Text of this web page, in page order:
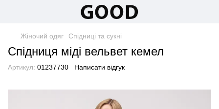
Жіночий одяг Спідниці та сукні
Спідниця міді вельвет кемел
Артикул: 01237730 Написати відгук